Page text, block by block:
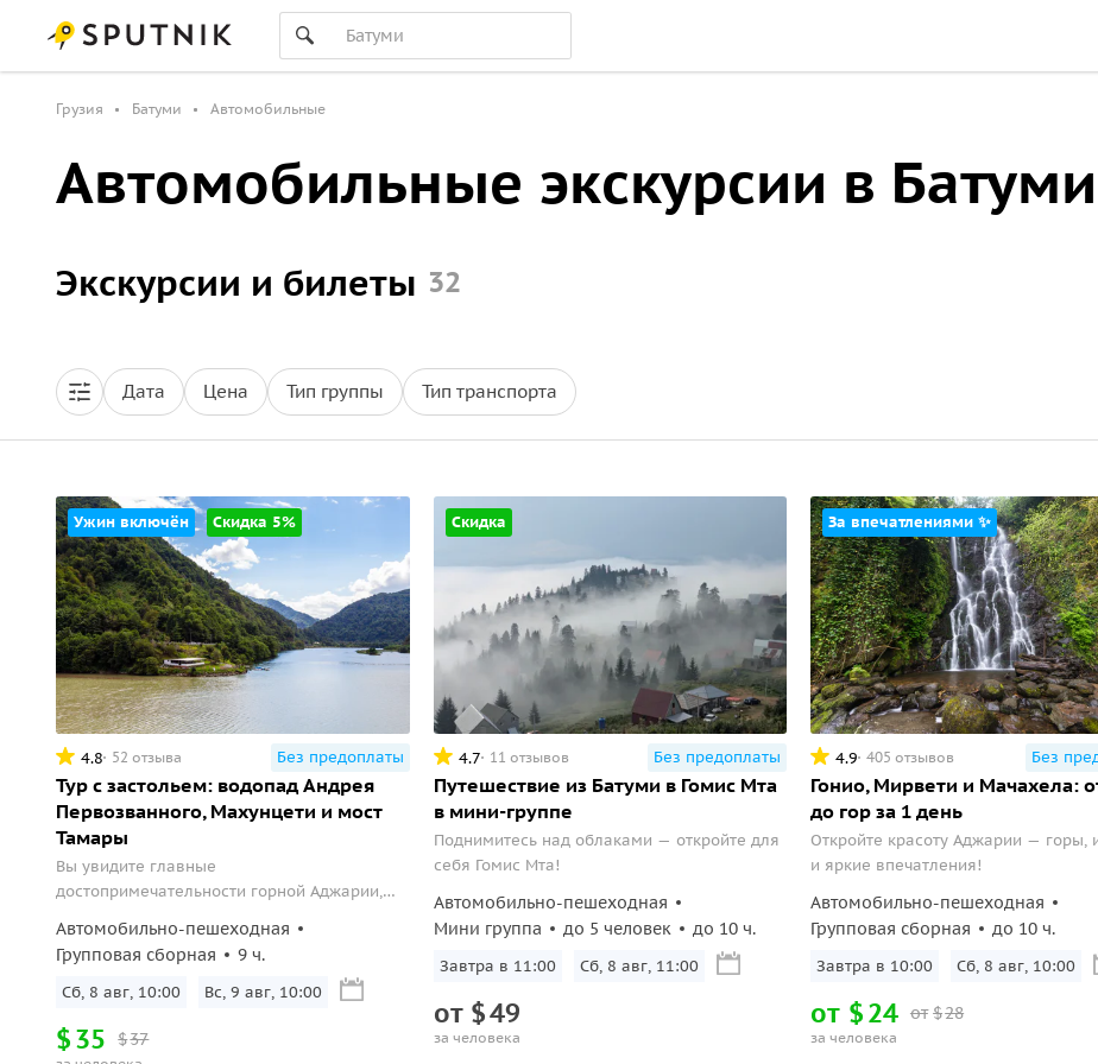
Грузия Батуми Автомобильные
Автомобильные экскурсии в Батуми
Экскурсии и билеты 32
Дата Цена Тип группы Тип транспорта
Ужин включён Скидка 5%
4.8 52 отзыва Без предоплаты
Тур с застольем: водопад Андрея
Первозванного, Махунцети и мост
Тамары
Вы увидите главные
достопримечательности горной Аджарии,
главное — примете участие в застолье в
кругу древнего грузинского рода.
Автомобильно-пешеходная
Групповая сборная
9 ч.
Сб, 8 авг, 10:00 Вс, 9 авг, 10:00
$37
$35
Скидка
4.7 11 отзывов Без предоплаты
Путешествие из Батуми в Гомис Мта
в мини-группе
Поднимитесь над облаками — откройте для
себя Гомис Мта!
Автомобильно-пешеходная
Мини группа
до 5 человек до 10 ч.
Завтра в 11:00 Сб, 8 авг, 11:00
от $49
за человека
За впечатлениями ✨
4.9 405 отзывов Без
Гонио, Мирвети и Мачахела:
до гор за 1 день
Откройте красоту Аджарии — горы,
и яркие впечатления!
Автомобильно-пешеходная
Групповая сборная
до 10 ч.
Завтра в 10:00 Сб, 8 авг, 10:00
от $28
от $24
за человека